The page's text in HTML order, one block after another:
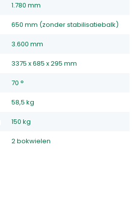
1.780 mm
650 mm (zonder stabilisatiebalk)
3.600 mm
3375 x 685 x 295 mm
70 °
58,5 kg
150 kg
2 bokwielen